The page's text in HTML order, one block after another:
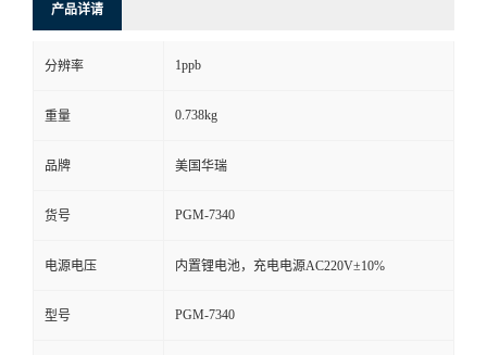
系
产品详请
分辨率 1ppb
重量 0.738kg
品牌 美国华瑞
货号 PGM-7340
电源电压 内置锂电池，充电电源AC220V±10%
型号 PGM-7340